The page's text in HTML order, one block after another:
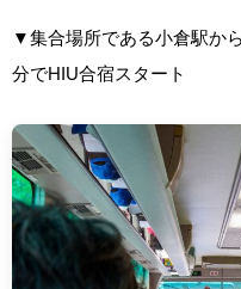
▼集合場所である小倉駅か
分でHIU合宿スタート